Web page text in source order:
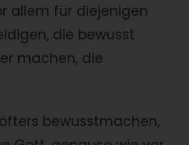
allem für diejenigen
die bewusst
machen, die
bewusstmachen,